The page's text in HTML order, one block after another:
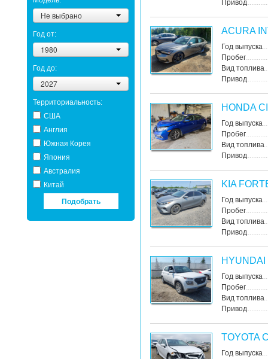
Не выбрано
Год от:
1980
Год до:
2027
Территориальность:
США
Англия
Южная Корея
Япония
Австралия
Китай
Подобрать
Привод
ACURA
Год выпуска
Пробег
Вид топлива
Привод
HONDA
Год выпуска
Пробег
Вид топлива
Привод
KIA
Год выпуска
Пробег
Вид топлива
Привод
Год выпуска
Пробег
Вид топлива
Привод
TOYOTA
Год выпуска